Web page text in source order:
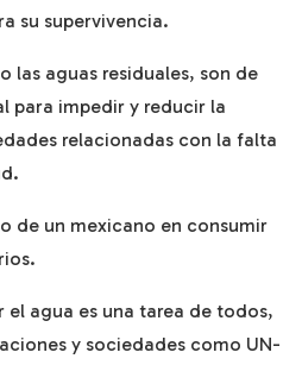
su supervivencia.
las aguas residuales, son de
para impedir y reducir la
relacionadas con la falta
de un mexicano en consumir
el agua es una tarea de todos,
y sociedades como UN-